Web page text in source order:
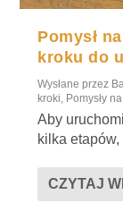
Pomysł
kroku do
Wysłane przez
kroki, Pomysły
Aby
kilka
CZYTAJ